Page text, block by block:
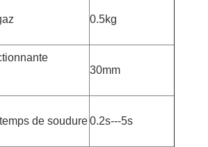
0.5kg
30mm
de soudure0.2s---5s